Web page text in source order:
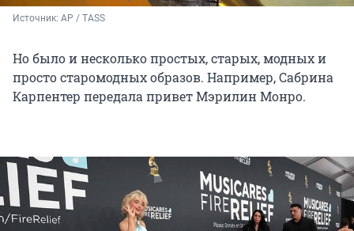
Источник: AP / TASS
Но было и несколько простых, старых, модных и
просто старомодных образов. Например, Сабрина
Карпентер передала привет Мэрилин Монро.